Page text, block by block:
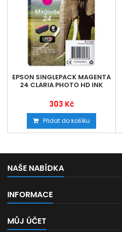
EPSON SINGLEPACK MAGENTA
24 CLARIA PHOTO HD INK
303 Kč
Přidat do košíku
NAŠE NABÍDKA
INFORMACE
MŮJ ÚČET